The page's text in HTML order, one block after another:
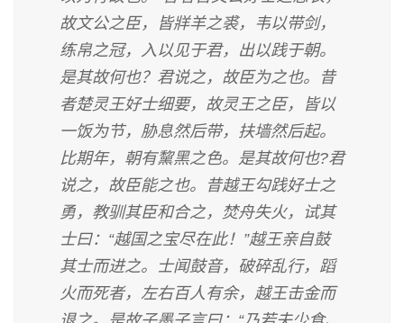
故文公之臣，皆牂羊之裘，韦以带剑，
练帛之冠，入以见于君，出以践于朝。
是其故何也？君说之，故臣为之也。昔
者楚灵王好士细要，故灵王之臣，皆以
一饭为节，胁息然后带，扶墙然后起。
比期年，朝有黧黑之色。是其故何也?君
说之，故臣能之也。昔越王勾践好士之
勇，教驯其臣和合之，焚舟失火，试其
士曰：“越国之宝尽在此！”越王亲自鼓
其士而进之。士闻鼓音，破碎乱行，蹈
火而死者，左右百人有余，越王击金而